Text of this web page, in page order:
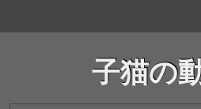
子猫の